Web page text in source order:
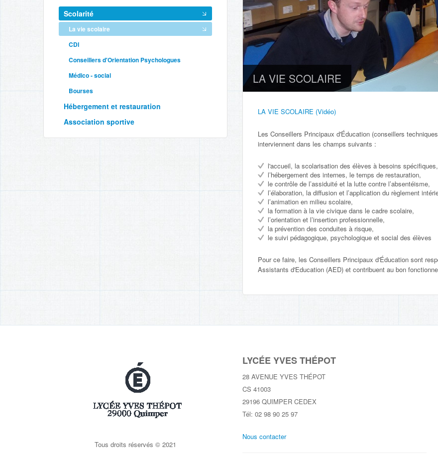
Scolarité
La vie scolaire
CDI
Conseillers d'Orientation Psychologues
Médico - social
Bourses
Hébergement et restauration
Association sportive
LA VIE SCOLAIRE
LA VIE SCOLAIRE (Vidéo)
Les Conseillers Principaux d'Éducation (conseillers
interviennent dans les champs suivants :
l'accueil, la scolarisation des élèves à besoins spécifiques,
l’hébergement des internes, le temps de restauration,
le contrôle de l’assiduité et la lutte contre l’absentéisme,
l’élaboration, la diffusion et l’application du règlement
l’animation en milieu scolaire,
la formation à la vie civique dans le cadre scolaire,
l’orientation et l’insertion professionnelle,
la prévention des conduites à risque,
le suivi pédagogique, psychologique et social des élèves
Pour ce faire, les Conseillers Principaux d'Éducation sont
Assistants d'Education (AED) et contribuent au bon
Tous droits réservés © 2021
LYCÉE YVES THÉPOT
28 AVENUE YVES THÉPOT
CS 41003
29196 QUIMPER CEDEX
Tél: 02 98 90 25 97
Nous contacter